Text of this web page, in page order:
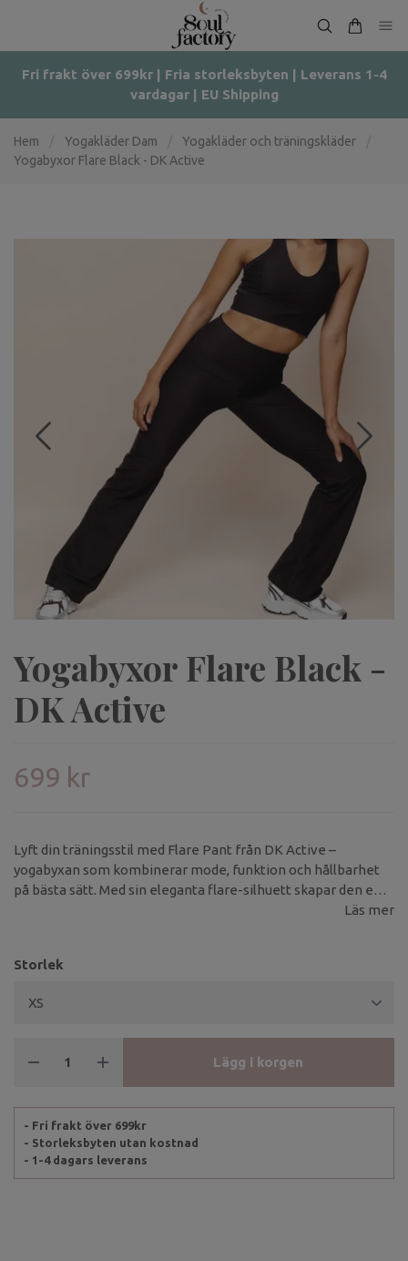
Fri frakt över 699kr | Fria storleksbyten | Leverans 1-4
vardagar | EU Shipping
Hem Yogakläder Dam Yogakläder och träningskläder
Yogabyxor Flare Black - DK Active
Yogabyxor Flare Black -
DK Active
699 kr
Lyft din träningsstil med Flare Pant från DK Active –
yogabyxan som kombinerar mode, funktion och hållbarhet
på bästa sätt. Med sin eleganta flare-silhuett skapar den en
smickrande passform som följer kroppens rörelser, oavsett
Läs mer
Storlek
Lägg i korgen
- Fri frakt över 699kr
- Storleksbyten utan kostnad
- 1-4 dagars leverans